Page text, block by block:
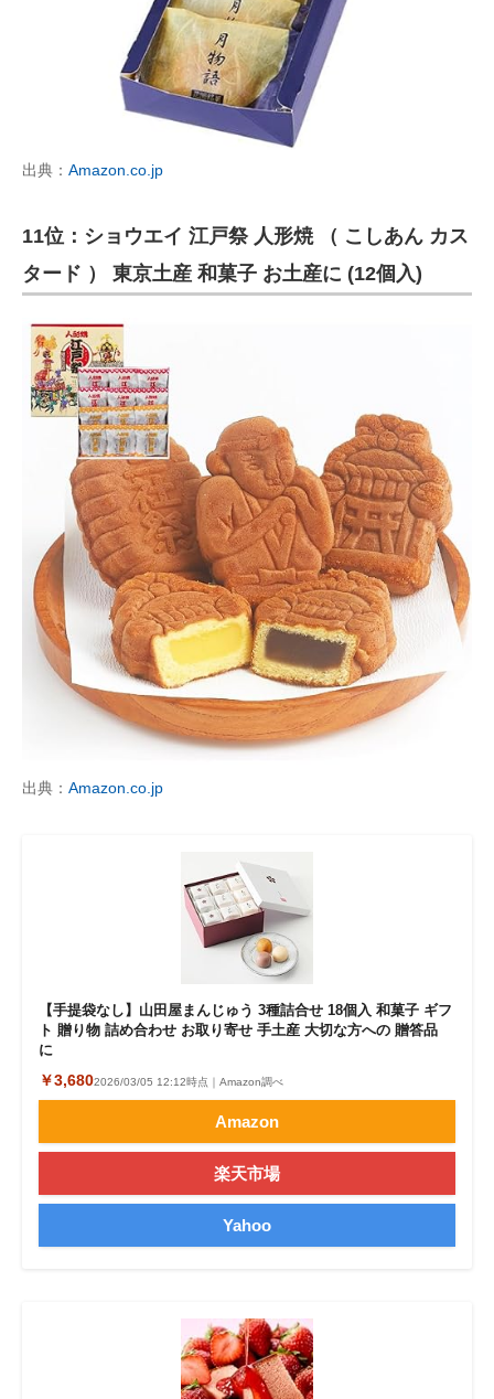
出典： Amazon.co.jp
11位：ショウエイ 江戸祭 人形焼 （ こしあん カス
タード ） 東京土産 和菓子 お土産に (12個入)
出典： Amazon.co.jp
【手提袋なし】山田屋まんじゅう 3種詰合せ 18個入 和菓子 ギフ
ト 贈り物 詰め合わせ お取り寄せ 手土産 大切な方への 贈答品
に
￥3,6802026/03/05 12:12時点｜Amazon調べ
Amazon
楽天市場
Yahoo